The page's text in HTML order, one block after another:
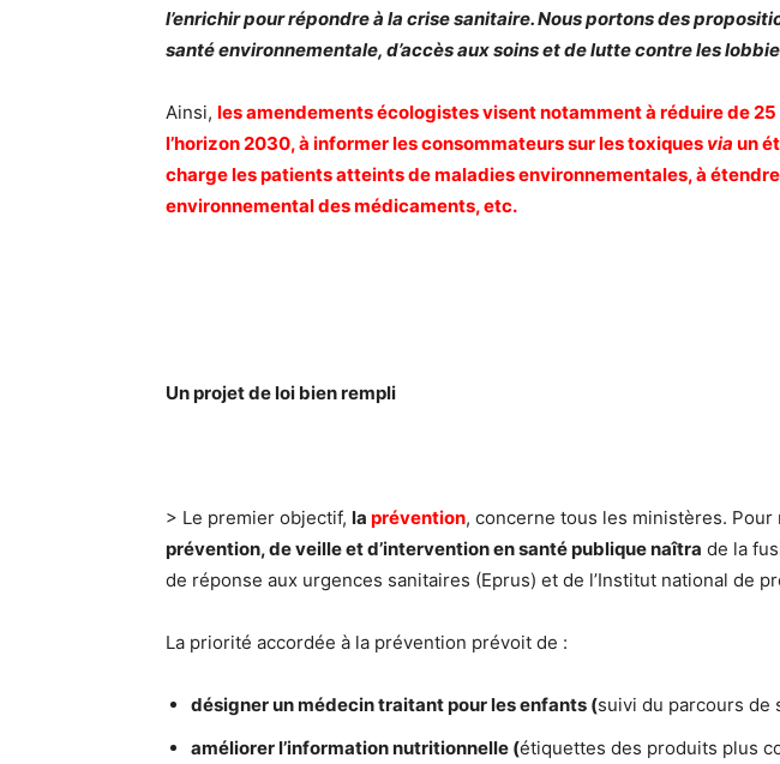
l’enrichir pour répondre à la crise sanitaire. Nous portons des
santé environnementale, d’accès aux soins et de lutte contre les
Ainsi, les amendements écologistes visent notamment à réduire de
l’horizon 2030, à informer les consommateurs sur les toxiques via un
charge les patients atteints de maladies environnementales, à
environnemental des médicaments, etc.
Un projet de loi bien rempli
> Le premier objectif, la prévention, concerne tous les ministères.
prévention, de veille et d’intervention en santé publiquenaîtra de la
de réponse aux urgences sanitaires (Eprus) et de l’Institut national de
La priorité accordée à la prévention prévoit de :
désigner un médecin traitant pour les enfants (suivi du parcours de
améliorer l’information nutritionnelle (étiquettes des produits plus